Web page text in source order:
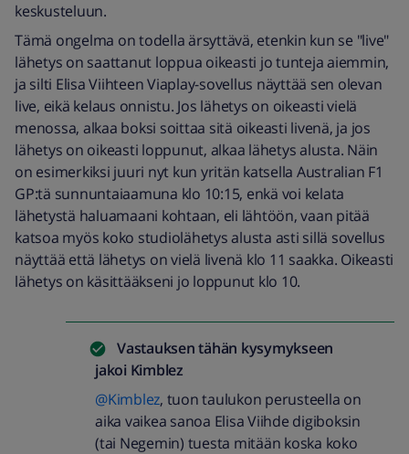
keskusteluun.
Tämä ongelma on todella ärsyttävä, etenkin kun se "live"
lähetys on saattanut loppua oikeasti jo tunteja aiemmin,
ja silti Elisa Viihteen Viaplay-sovellus näyttää sen olevan
live, eikä kelaus onnistu. Jos lähetys on oikeasti vielä
menossa, alkaa boksi soittaa sitä oikeasti livenä, ja jos
lähetys on oikeasti loppunut, alkaa lähetys alusta. Näin
on esimerkiksi juuri nyt kun yritän katsella Australian F1
GP:tä sunnuntaiaamuna klo 10:15, enkä voi kelata
lähetystä haluamaani kohtaan, eli lähtöön, vaan pitää
katsoa myös koko studiolähetys alusta asti sillä sovellus
näyttää että lähetys on vielä livenä klo 11 saakka. Oikeasti
lähetys on käsittääkseni jo loppunut klo 10.
Vastauksen tähän kysymykseen
jakoi Kimblez
@Kimblez, tuon taulukon perusteella on
aika vaikea sanoa Elisa Viihde digiboksin
(tai Negemin) tuesta mitään koska koko